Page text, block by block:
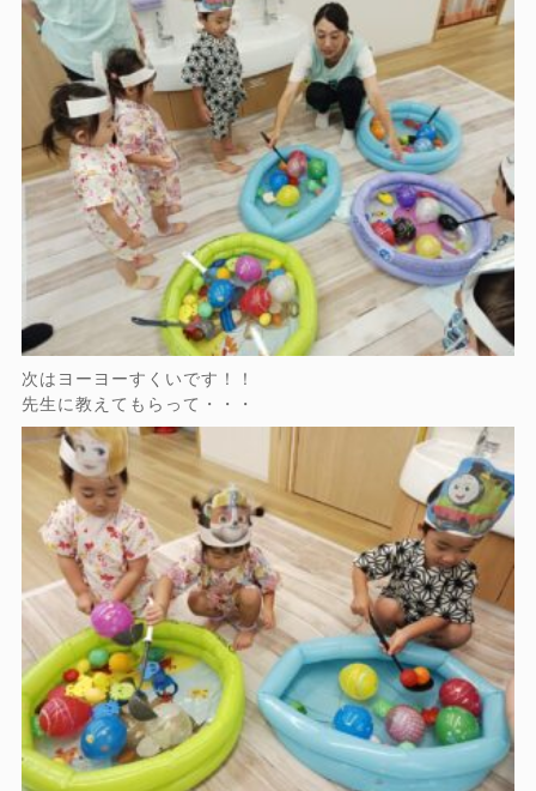
次はヨーヨーすくいです！！
先生に教えてもらって・・・